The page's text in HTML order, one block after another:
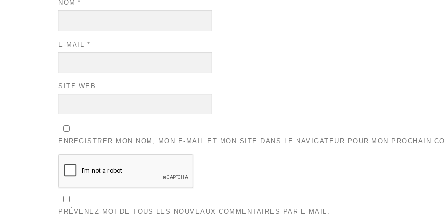
NOM *
E-MAIL *
SITE WEB
ENREGISTRER MON NOM, MON E-MAIL ET MON SITE DANS LE NAVIGATEUR POUR MON PROCHAIN
PRÉVENEZ-MOI DE TOUS LES NOUVEAUX COMMENTAIRES PAR E-MAIL.